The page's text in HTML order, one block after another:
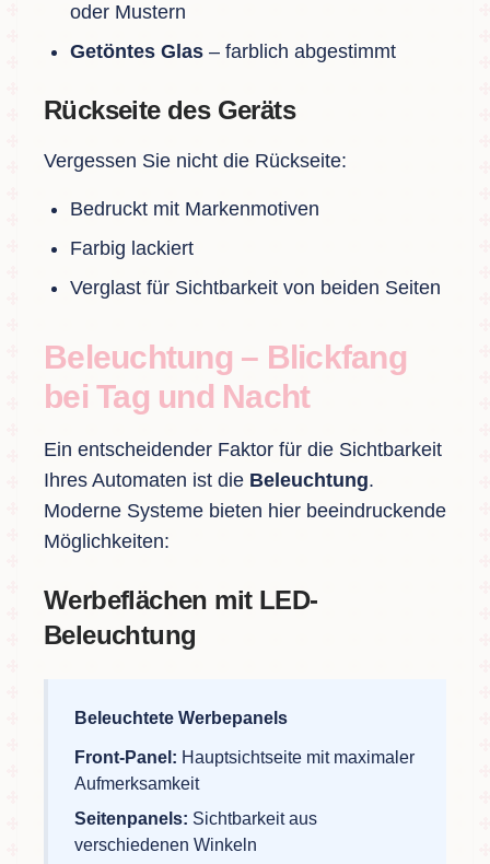
oder Mustern
Getöntes Glas – farblich abgestimmt
Rückseite des Geräts
Vergessen Sie nicht die Rückseite:
Bedruckt mit Markenmotiven
Farbig lackiert
Verglast für Sichtbarkeit von beiden Seiten
Beleuchtung – Blickfang
bei Tag und Nacht
Ein entscheidender Faktor für die Sichtbarkeit
Ihres Automaten ist die Beleuchtung.
Moderne Systeme bieten hier beeindruckende
Möglichkeiten:
Werbeflächen mit LED-
Beleuchtung
Beleuchtete Werbepanels
Front-Panel: Hauptsichtseite mit maximaler
Aufmerksamkeit
Seitenpanels: Sichtbarkeit aus
verschiedenen Winkeln